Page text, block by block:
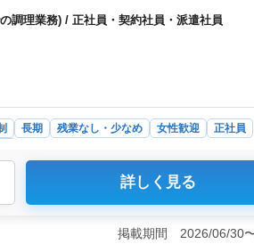
調理業務) / 正社員・契約社員・派遣社員
長期 残業なし・少なめ 女性歓迎
正社員
暇や週休2日制で、しっかりとした休息が
ル次第で高い評価が期待できます。特に
詳しく見る
掲載期間 2026/06/30